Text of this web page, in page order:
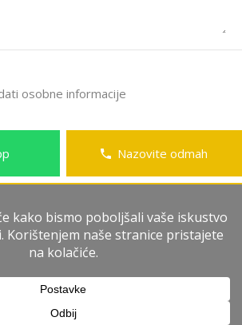
osobne informacije
Nazovite odmah